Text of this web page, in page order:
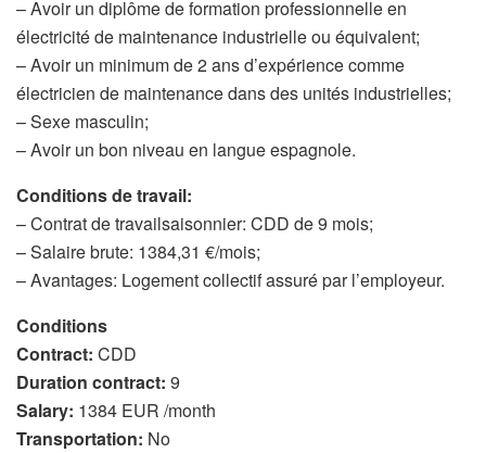
– Avoir un diplôme de formation professionnelle en
électricité de maintenance industrielle ou équivalent;
– Avoir un minimum de 2 ans d’expérience comme
électricien de maintenance dans des unités industrielles;
– Sexe masculin;
– Avoir un bon niveau en langue espagnole.
Conditions de travail:
– Contrat de travailsaisonnier: CDD de 9 mois;
– Salaire brute: 1384,31 €/mois;
– Avantages: Logement collectif assuré par l’employeur.
Conditions
Contract: CDD
Duration contract: 9
Salary: 1384 EUR /month
Transportation: No